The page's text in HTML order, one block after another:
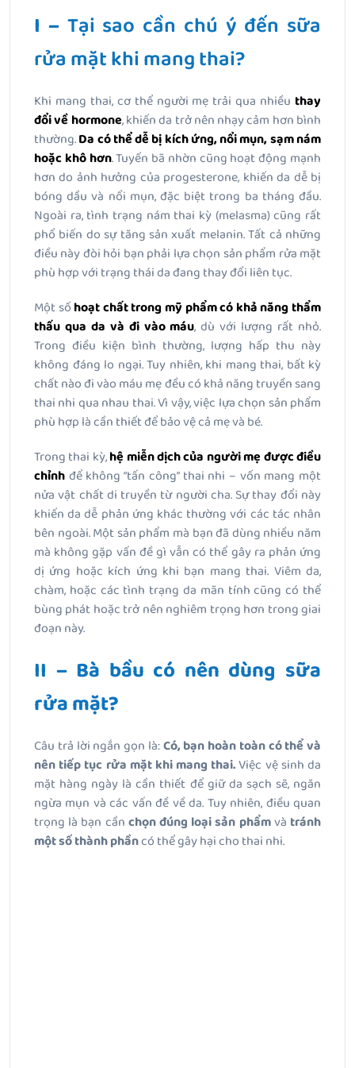
I – Tại sao cần chú ý đến sữa
rửa mặt khi mang thai?
Khi mang thai, cơ thể người mẹ trải qua nhiều thay
đổi về hormone, khiến da trở nên nhạy cảm hơn bình
thường.Da có thể dễ bị kích ứng, nổi mụn, sạm nám
hoặc khô hơn. Tuyến bã nhờn cũng hoạt động mạnh
hơn do ảnh hưởng của progesterone, khiến da dễ bị
bóng dầu và nổi mụn, đặc biệt trong ba tháng đầu.
Ngoài ra, tình trạng nám thai kỳ (melasma) cũng rất
phổ biến do sự tăng sản xuất melanin. Tất cả những
điều này đòi hỏi bạn phải lựa chọn sản phẩm rửa mặt
phù hợp với trạng thái da đang thay đổi liên tục.
Một sốhoạt chất trong mỹ phẩm có khả năng thẩm
thấu qua da và đi vào máu, dù với lượng rất nhỏ.
Trong điều kiện bình thường, lượng hấp thu này
không đáng lo ngại. Tuy nhiên, khi mang thai, bất kỳ
chất nào đi vào máu mẹ đều có khả năng truyền sang
thai nhi qua nhau thai. Vì vậy, việc lựa chọn sản phẩm
phù hợp là cần thiết để bảo vệ cả mẹ và bé.
Trong thai kỳ,hệ miễn dịch của người mẹ được điều
chỉnh để không “tấn công” thai nhi – vốn mang một
nửa vật chất di truyền từ người cha. Sự thay đổi này
khiến da dễ phản ứng khác thường với các tác nhân
bên ngoài. Một sản phẩm mà bạn đã dùng nhiều năm
mà không gặp vấn đề gì vẫn có thể gây ra phản ứng
dị ứng hoặc kích ứng khi bạn mang thai. Viêm da,
chàm, hoặc các tình trạng da mãn tính cũng có thể
bùng phát hoặc trở nên nghiêm trọng hơn trong giai
đoạn này.
II – Bà bầu có nên dùng sữa
rửa mặt?
Câu trả lời ngắn gọn là:Có, bạn hoàn toàn có thể và
nên tiếp tục rửa mặt khi mang thai.Việc vệ sinh da
mặt hàng ngày là cần thiết để giữ da sạch sẽ, ngăn
ngừa mụn và các vấn đề về da. Tuy nhiên, điều quan
trọng là bạn cần chọn đúng loại sản phẩmvà tránh
một số thành phầncó thể gây hại cho thai nhi.